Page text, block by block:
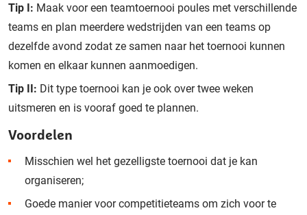
Tip I: Maak voor een teamtoernooi poules met verschillende
teams en plan meerdere wedstrijden van een teams op
dezelfde avond zodat ze samen naar het toernooi kunnen
komen en elkaar kunnen aanmoedigen.
Tip II: Dit type toernooi kan je ook over twee weken
uitsmeren en is vooraf goed te plannen.
Voordelen
Misschien wel het gezelligste toernooi dat je kan
organiseren;
Goede manier voor competitieteams om zich voor te